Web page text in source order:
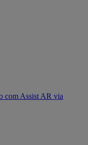
com Assist AR via